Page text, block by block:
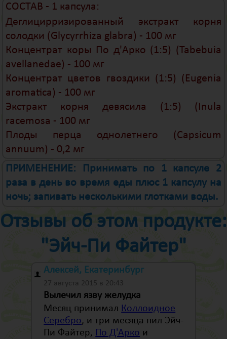
СОСТАВ - 1 капсула:
Деглицирризированный экстракт корня
солодки (Glycyrrhiza glabra) - 100 мг
Концентрат коры По д'Арко (1:5) (Tabebuia
avellanedae) - 100 мг
Концентрат цветов гвоздики (1:5) (Eugenia
aromatica) - 100 мг
Экстракт корня девясила (1:5) (Inula
rаcemosa - 100 мг
Плоды перца однолетнего (Capsicum
annuum) - 0,2 мг
ПРИМЕНЕНИЕ: Принимать по 1 капсуле 2
раза в день во время еды плюс 1 капсулу на
ночь; запивать несколькими глотками воды.
Отзывы об этом продукте:
"Эйч-Пи Файтер"
Алексей, Екатеринбург
27 августа 2015 в 20:43
Вылечил язву желудка
Месяц принимал Коллоидное
Серебро, и три месяца пил Эйч-
Пи Файтер, По Д'Арко и